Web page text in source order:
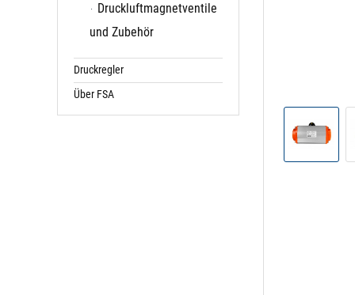
Druckluftmagnetventile
und Zubehör
Druckregler
Über FSA